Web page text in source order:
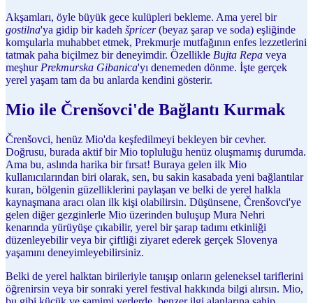
Akşamları, öyle büyük gece kulüpleri bekleme. Ama yerel bir
gostilna'ya gidip bir kadeh špricer(beyaz şarap ve soda) eşliğinde
komşularla muhabbet etmek, Prekmurje mutfağının enfes lezzetlerini
tatmak paha biçilmez bir deneyimdir. Özellikle Bujta Repa veya
meşhur Prekmurska Gibanica'yı denemeden dönme. İşte gerçek
yerel yaşam tam da bu anlarda kendini gösterir.
Mio ile Črenšovci'de Bağlantı Kurmak
Črenšovci, henüz Mio'da keşfedilmeyi bekleyen bir cevher.
Doğrusu, burada aktif bir Mio topluluğu henüz oluşmamış durumda.
Ama bu, aslında harika bir fırsat! Buraya gelen ilk Mio
kullanıcılarından biri olarak, sen, bu sakin kasabada yeni bağlantılar
kuran, bölgenin güzelliklerini paylaşan ve belki de yerel halkla
kaynaşmana aracı olan ilk kişi olabilirsin. Düşünsene, Črenšovci'ye
gelen diğer gezginlerle Mio üzerinden buluşup Mura Nehri
kenarında yürüyüşe çıkabilir, yerel bir şarap tadımı etkinliği
düzenleyebilir veya bir çiftliği ziyaret ederek gerçek Slovenya
yaşamını deneyimleyebilirsiniz.
Belki de yerel halktan birileriyle tanışıp onların geleneksel tariflerini
öğrenirsin veya bir sonraki yerel festival hakkında bilgi alırsın. Mio,